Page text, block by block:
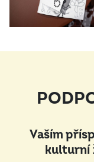
Vaším
kulturní